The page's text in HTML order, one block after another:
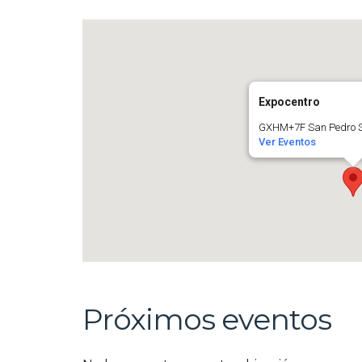
Expocentro
GXHM+7F San Pedro
Ver Eventos
Próximos eventos